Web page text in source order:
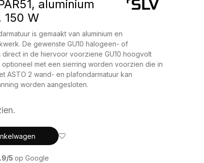
aluminium
W
is gemaakt van aluminium en
De gewenste GU10 halogeen- of
in de hiervoor voorziene GU10 hoogvolt
met een sierring worden voorzien die in
ASTO 2 wand- en plafondarmatuur kan
worden aangesloten.
5 op Google